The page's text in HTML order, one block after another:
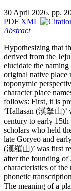
30 April 2026. pp.
PDF XML
Abstract
Hypothesizing that
derived from the
elucidate the
original native place
toponymic
character place
follows: First, it is
‘Hallasan (漢拏山)’
century to early 15th
scholars who held
late Goryeo and
(漢羅山)’ was first
after the founding of
characteristics of the
phonetic
The meaning of ​​a